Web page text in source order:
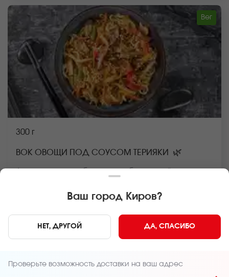
Вег
300 г
ВОК ОВОЩИ ПОД СОУСОМ ТЕРИЯКИ 🌿
репчатый лук, соус вок, кунжут *Внешний вид блюда
может отличаться от фото на сайте.
Ваш город Киров?
НЕТ, ДРУГОЙ ДА, СПАСИБО
Проверьте возможность доставки на ваш адрес